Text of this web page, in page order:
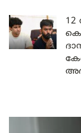
12